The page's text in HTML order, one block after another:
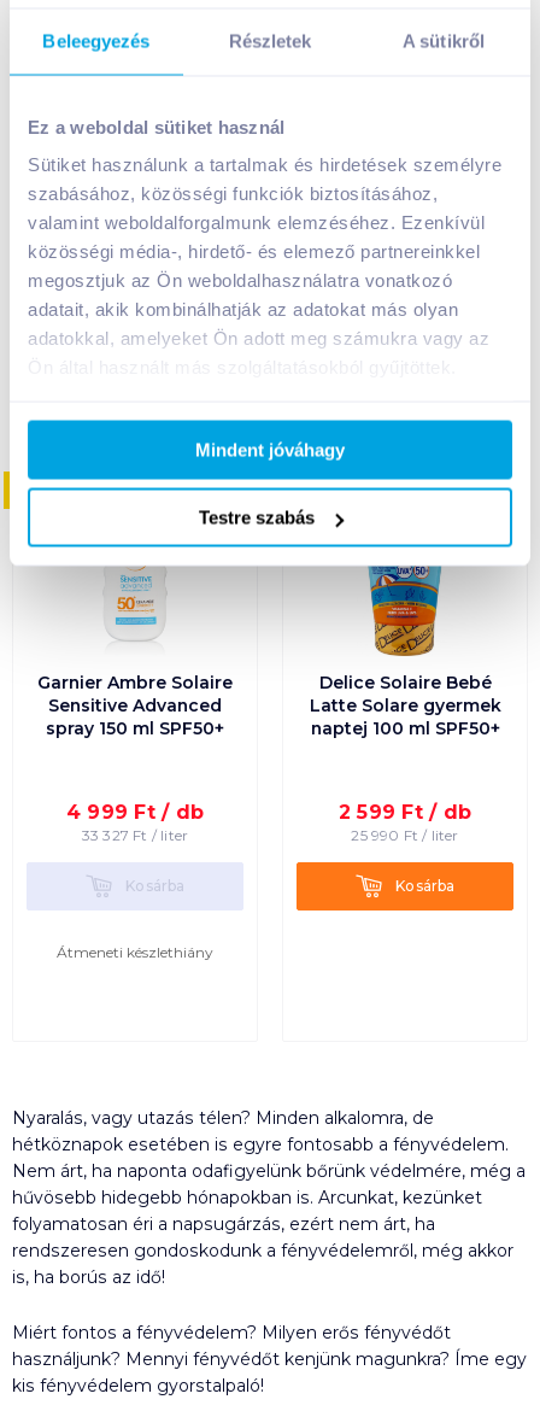
Beleegyezés Részletek A sütikről
Ez a weboldal sütiket használ
Sütiket használunk a tartalmak és hirdetések személyre
szabásához, közösségi funkciók biztosításához,
valamint weboldalforgalmunk elemzéséhez. Ezenkívül
közösségi média-, hirdető- és elemező partnereinkkel
megosztjuk az Ön weboldalhasználatra vonatkozó
adatait, akik kombinálhatják az adatokat más olyan
adatokkal, amelyeket Ön adott meg számukra vagy az
Mindent jóváhagy
Testre szabás
ml pigmentfoltok
ellen SPF50+
2 999Ft /db
KosárbaKosárba
spray 200 ml FF30
5 499 Ft /db
KosárbaKosárba
Garnier Ambre Solaire
Sensitive Advanced
spray 150 ml SPF50+
4 999 Ft / db
33 327 Ft / liter
KosárbaKosárba
Átmeneti készlethiány
08. 31-ig
Delice Solaire Bebé
Latte Solare gyermek
naptej 100 ml SPF50+
2 599 Ft / db
25 990 Ft / liter
KosárbaKosárba
08. 31-ig
Nyaralás, vagy utazás télen? Minden alkalomra, de
hétköznapok esetében is egyre fontosabb a fényvédelem.
Nem árt, ha naponta odafigyelünk bőrünk védelmére, még a
hűvösebb hidegebb hónapokban is. Arcunkat, kezünket
folyamatosan éri a napsugárzás, ezért nem árt, ha
rendszeresen gondoskodunk a fényvédelemről, még akkor
is, ha borús az idő!
Miért fontos a fényvédelem? Milyen erős fényvédőt
használjunk? Mennyi fényvédőt kenjünk magunkra? Íme egy
kis fényvédelem gyorstalpaló!